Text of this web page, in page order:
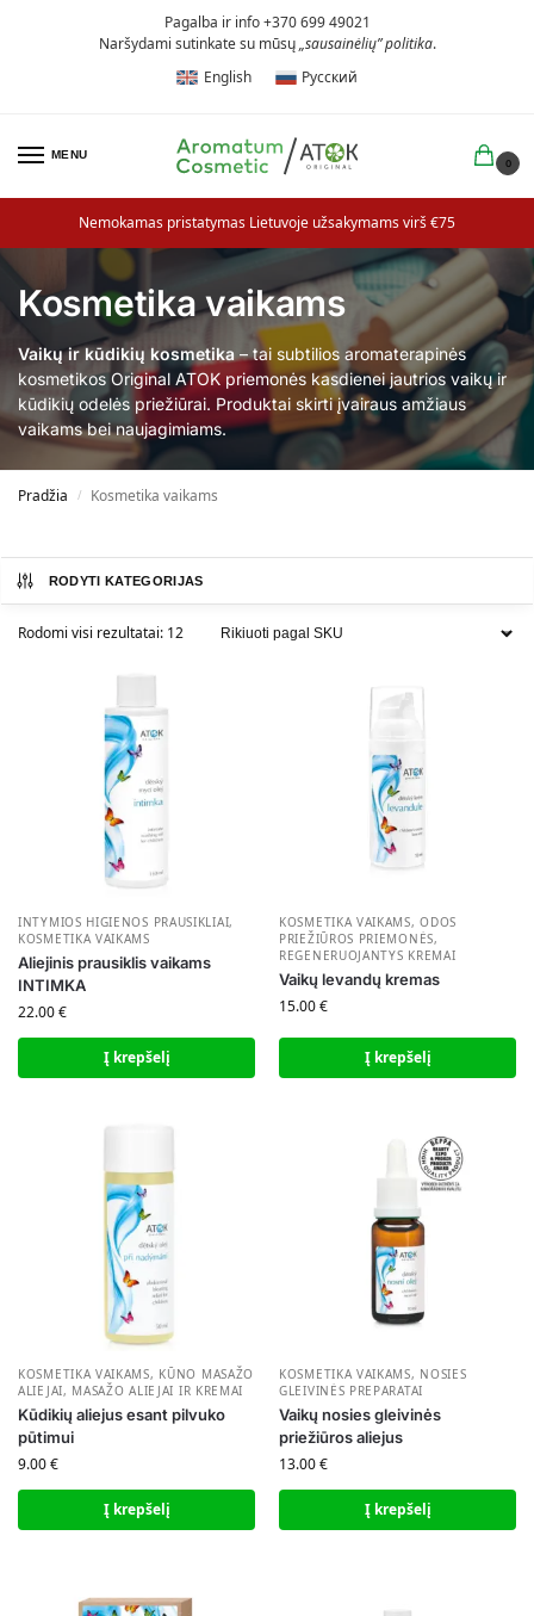
Pagalba ir info +370 699 49021
Naršydami sutinkate su mūsų„sausainėlių” politika.
English
Русский
MENU
0
Nemokamas pristatymas Lietuvoje užsakymams virš €75
Kosmetika vaikams
Vaikų ir kūdikių kosmetika – tai subtilios aromaterapinės
kosmetikos Original ATOK priemonės kasdienei jautrios vaikų ir
kūdikių odelės priežiūrai. Produktai skirti įvairaus amžiaus
vaikams bei naujagimiams.
Pradžia / Kosmetika vaikams
RODYTI KATEGORIJAS
Rodomi visi rezultatai: 12
INTYMIOS HIGIENOS PRAUSIKLIAI,
KOSMETIKA VAIKAMS
Aliejinis prausiklis vaikams
INTIMKA
22.00€
Į krepšelį
KOSMETIKA VAIKAMS,ODOS
PRIEŽIŪROS PRIEMONĖS,
REGENERUOJANTYS KREMAI
Vaikų levandų kremas
15.00€
Į krepšelį
KOSMETIKA VAIKAMS, KŪNO MASAŽO
ALIEJAI, MASAŽO ALIEJAI IR KREMAI
Kūdikių aliejus esant pilvuko
pūtimui
9.00€
Į krepšelį
KOSMETIKA VAIKAMS, NOSIES
GLEIVINĖS PREPARATAI
Vaikų nosies gleivinės
priežiūros aliejus
13.00€
Į krepšelį